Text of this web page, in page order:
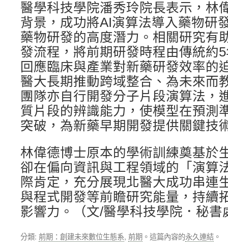
醫學科技學院潘秀玲院長表示，林
背景，成功將AI演算法導入藥物研
藥物研發的高度潛力。相關研究有
發流程，將前期研發時程由傳統約
回應臨床與產業對新藥研發效率的
醫大長期推動跨域整合、為未來而
團隊亦自行開發分子片段演算法，
質片段的辨識能力，使模型在預測
突破，為新藥早期開發提供關鍵技
林偉德博士原本的學術訓練奠基於
卻在偏向資訊與工程領域的「演算
際肯定，充分展現北醫大成功串連
與程式開發等前瞻研究能量，持續
影響力。（文/醫學科技學院．秘書
分類: 前期：創建未來數位生態系, 前期 。這篇內容的永久連結 。